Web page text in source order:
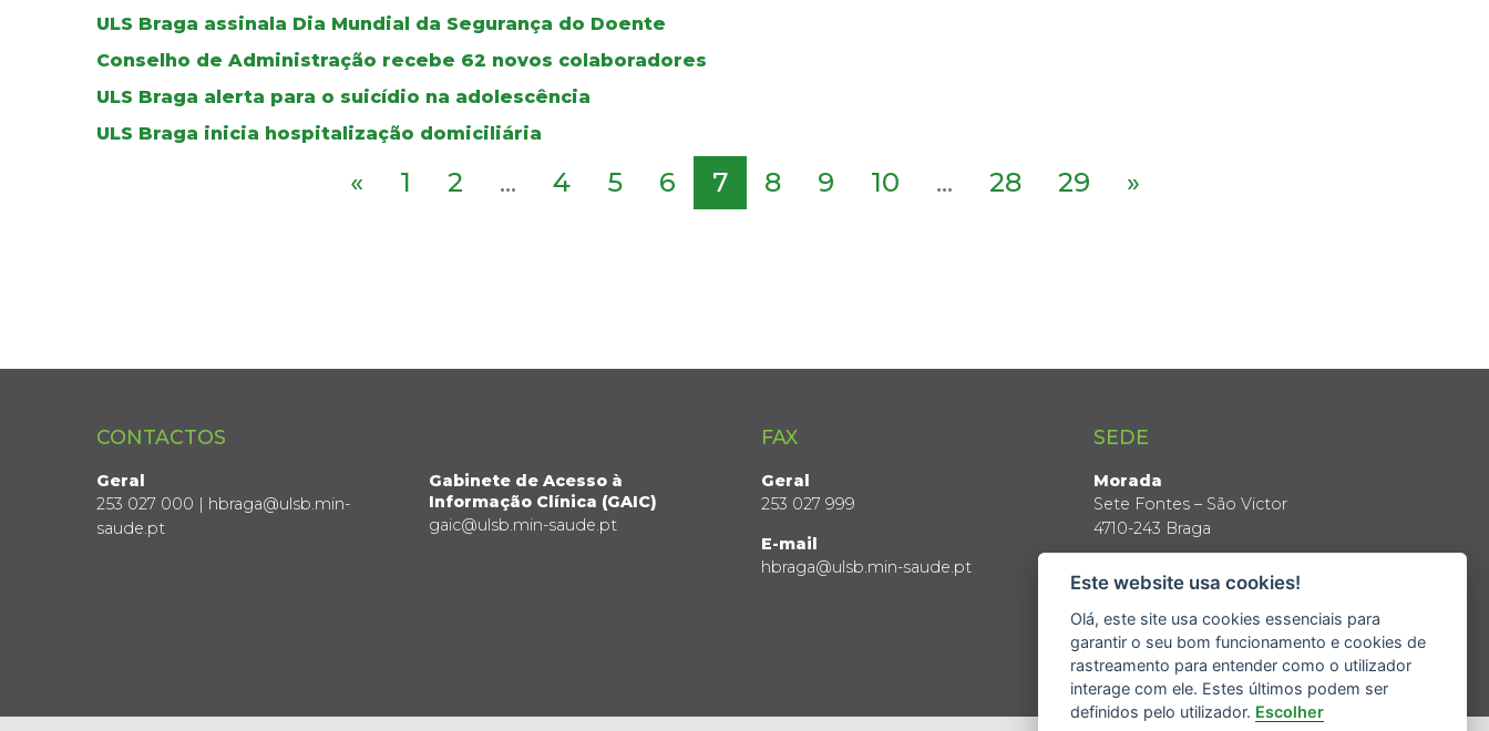
ULS Braga assinala Dia Mundial da Segurança do Doente
Conselho de Administração recebe 62 novos colaboradores
ULS Braga alerta para o suicídio na adolescência
ULS Braga inicia hospitalização domiciliária
« 1 2 ... 4 5 6 7 8 9 10 ... 28 29 »
CONTACTOS
Geral
253 027 000 | hbraga@ulsb.min-
saude.pt
Gabinete de Acesso à
Informação Clínica (GAIC)
gaic@ulsb.min-saude.pt
FAX
Geral
253 027 999
E-mail
hbraga@ulsb.min-saude.pt
SEDE
Morada
Sete Fontes – São Victor
4710-243 Braga
Latitude: 41º 34’ N
Longitude: 8º 24’ W
Este website usa cookies!
Olá, este site usa cookies essenciais para
garantir o seu bom funcionamento e cookies de
rastreamento para entender como o utilizador
interage com ele. Estes últimos podem ser
definidos pelo utilizador. Escolher